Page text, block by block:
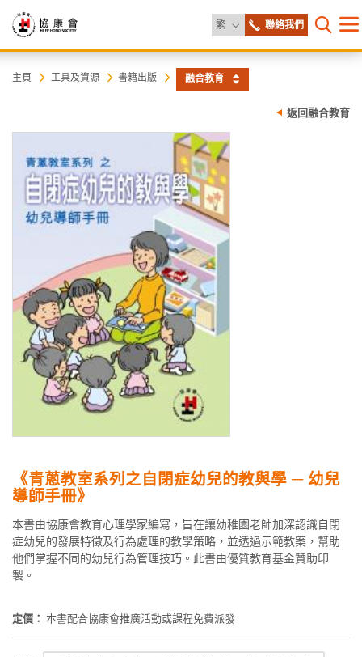
繁 更改語言聯絡我們
打開目
協
會
主頁 工具及資源 書籍出版 融合教育
返回融合教育
《青蔥教室系列之自閉症幼兒的教與學 ─ 幼兒
導師手冊》
本書由協康會教育心理學家編寫，旨在讓幼稚園老師加深認識自閉
症幼兒的發展特徵及行為處理的教學策略，並透過示範教案，幫助
他們掌握不同的幼兒行為管理技巧。此書由優質教育基金贊助印
製。
定價： 本書配合協康會推廣活動或課程免費派發